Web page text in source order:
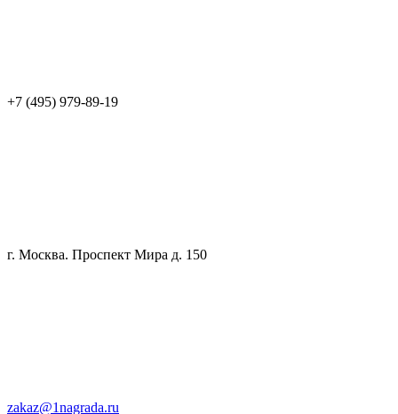
+7 (495) 979-89-19
г. Москва. Проспект Мира д. 150
zakaz@1nagrada.ru